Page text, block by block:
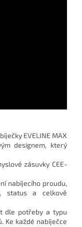
EVELINE MAX
designem, který
zásuvky CEE-
nabíjecího proudu,
status a celkově
dle potřeby a typu
Ke každé nabíječce